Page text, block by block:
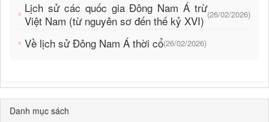
Lịch sử các quốc gia Đông Nam Á trừ
Việt Nam (từ nguyên sơ đến thế kỷ XVI) (26/02/2026)
Về lịch sử Đông Nam Á thời cổ(26/02/2026)
Danh mục sách